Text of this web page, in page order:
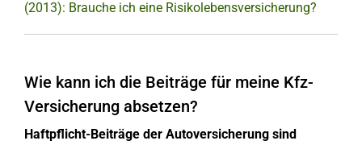
(2013): Brauche ich eine Risikolebensversicherung?
Wie kann ich die Beiträge für meine Kfz-
Versicherung absetzen?
Haftpflicht-Beiträge der Autoversicherung sind